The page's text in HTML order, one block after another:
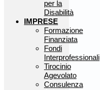
per la
Disabilità
IMPRESE
Formazione
Finanziata
Fondi
Interprofessionali
Tirocinio
Agevolato
Consulenza